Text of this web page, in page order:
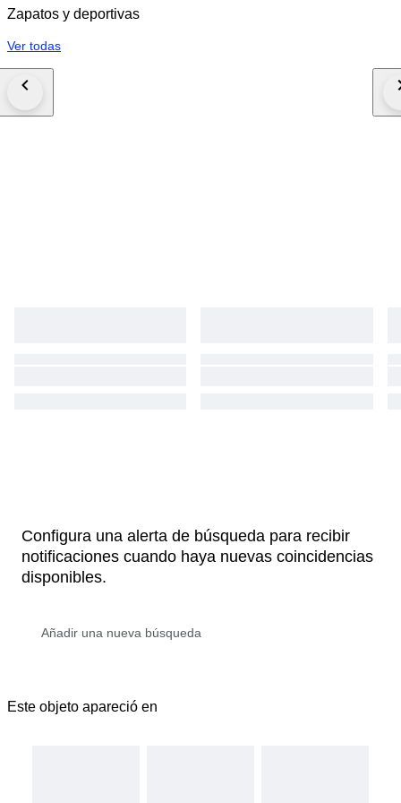
Zapatos y deportivas
Ver todas
Configura una alerta de búsqueda para recibir
notificaciones cuando haya nuevas coincidencias
disponibles.
Este objeto apareció en